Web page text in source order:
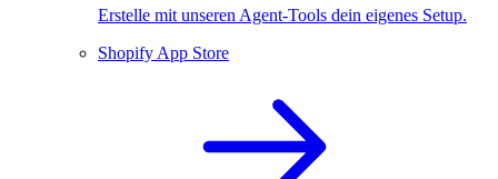
Erstelle mit unseren Agent-Tools dein eigenes Setup.
Shopify App Store